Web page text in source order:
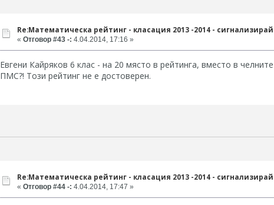
Re:Математическа рейтинг - класация 2013 -2014 -
« Отговор #43 -: 4.04.2014, 17:16 »
Евгени Кайряков 6 клас - на 20 място в рейтинга, вместо в
ПМС?! Този рейтинг не е достоверен.
Re:Математическа рейтинг - класация 2013 -2014 -
« Отговор #44 -: 4.04.2014, 17:47 »